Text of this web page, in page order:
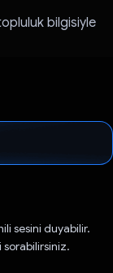
bilgisiyle
sesini duyabilir.
sorabilirsiniz.